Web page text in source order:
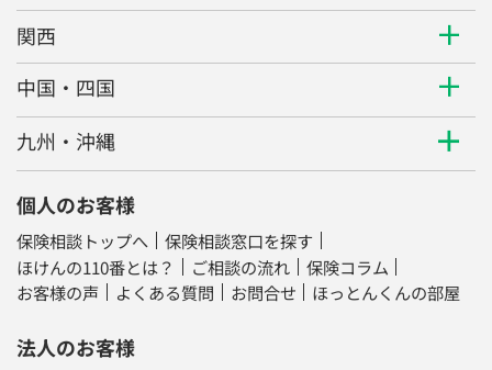
関西
中国・四国
九州・沖縄
個人のお客様
保険相談トップへ
保険相談窓口を探す
ほけんの110番とは？
ご相談の流れ
保険コラム
お客様の声
よくある質問 お問合せ ほっとんくんの部屋
法人のお客様